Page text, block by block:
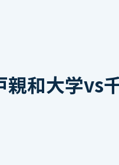
和大学vs